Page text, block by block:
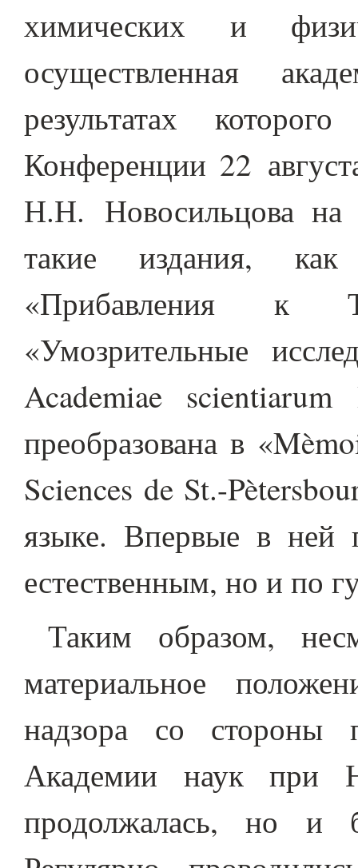
химических и
осуществленная
результатах
Конференции 22
Н.Н. Новосильцова на
такие издания, как
«Прибавления к
«Умозрительные
Academiae
преобразована в
Sciences de St.-
языке. Впервые в ней
естественным, но и по
Таким образом,
материальное
надзора со стороны
Академии наук при
продолжалась, но и